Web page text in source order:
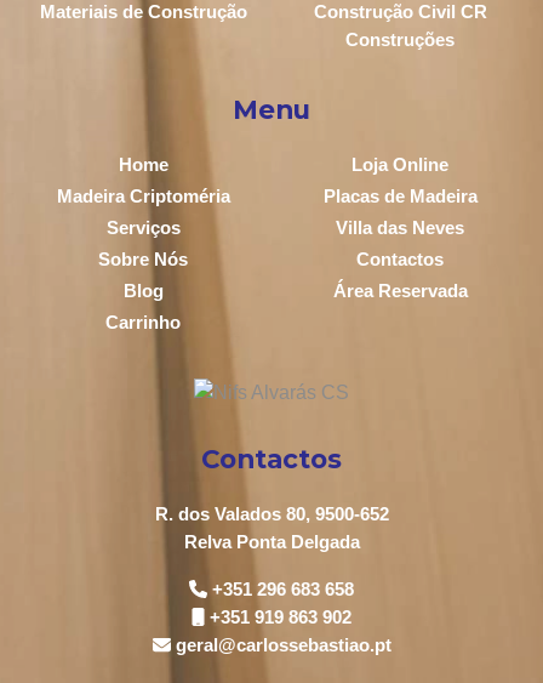
Materiais de Construção
Construção Civil CR
Construções
Menu
Home
Loja Online
Madeira Criptoméria
Placas de Madeira
Serviços
Villa das Neves
Sobre Nós
Contactos
Blog
Área Reservada
Carrinho
Contactos
R. dos Valados 80, 9500-652
Relva Ponta Delgada
+351 296 683 658
+351 919 863 902
geral@carlossebastiao.pt